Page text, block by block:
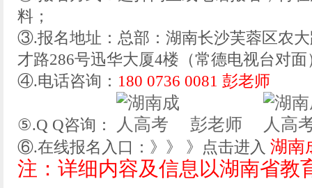
料；
③.报名地址：总部：湖南长沙芙蓉区农
才路286号迅华大厦4楼（常德电视台对面
④.电话咨询： 180 0736 0081 彭老师
⑤.Q Q咨询： 彭老师
⑥.在线报名入口：》》 》点击进入 湖南
注：详细内容及信息以湖南省教